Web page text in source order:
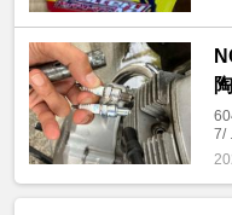
7/